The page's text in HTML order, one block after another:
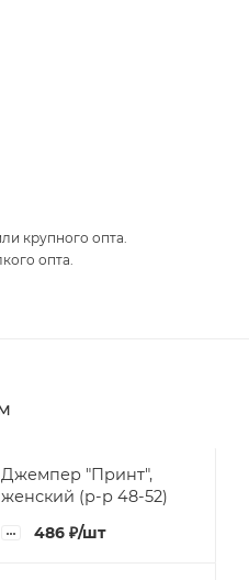
крупного опта.
опта.
Джемпер "Принт",
женский (р-р 48-52)
486 ₽/шт